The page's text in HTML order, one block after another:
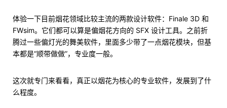
体验一下目前烟花领域比较主流的两款设计软件：Finale 3D 和
FWsim。它们都可以算是偏烟花方向的 SFX 设计工具。之前折
腾过一些偏灯光的舞美软件，里面多少带了一点烟花模块，但基
本都是“顺带做做”，专业度一般。
这次就专门来看看，真正以烟花为核心的专业软件，发展到了什
么程度。